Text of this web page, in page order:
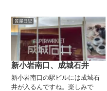
質屋日記
新小岩南口、成城石井
新小岩南口の駅ビルには成城石
井が入るんですね。楽しみで